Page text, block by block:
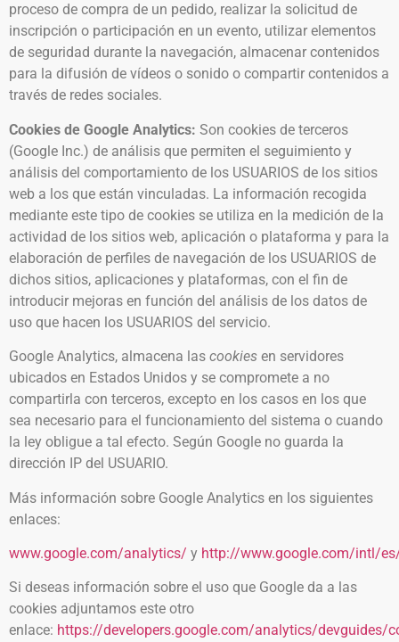
proceso de compra de un pedido, realizar la solicitud de
inscripción o participación en un evento, utilizar elementos
de seguridad durante la navegación, almacenar contenidos
para la difusión de vídeos o sonido o compartir contenidos a
través de redes sociales.
Cookies de Google Analytics: Son cookies de terceros
(Google Inc.) de análisis que permiten el seguimiento y
análisis del comportamiento de los USUARIOS de los sitios
web a los que están vinculadas. La información recogida
mediante este tipo de cookies se utiliza en la medición de la
actividad de los sitios web, aplicación o plataforma y para la
elaboración de perfiles de navegación de los USUARIOS de
dichos sitios, aplicaciones y plataformas, con el fin de
introducir mejoras en función del análisis de los datos de
uso que hacen los USUARIOS del servicio.
Google Analytics, almacena las cookies en servidores
ubicados en Estados Unidos y se compromete a no
compartirla con terceros, excepto en los casos en los que
sea necesario para el funcionamiento del sistema o cuando
la ley obligue a tal efecto. Según Google no guarda la
dirección IP del USUARIO.
Más información sobre Google Analytics en los siguientes
enlaces:
www.google.com/analytics/ y http://www.google.com/intl/
Si deseas información sobre el uso que Google da a las
cookies adjuntamos este otro
enlace: https://developers.google.com/analytics/devguides/